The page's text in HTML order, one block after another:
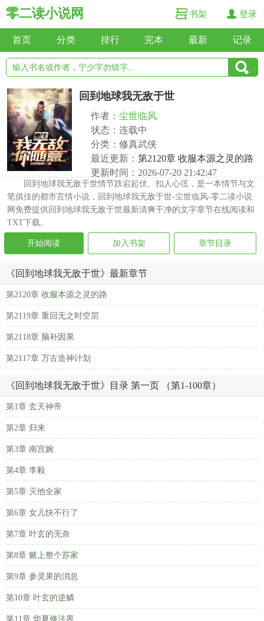
零二读小说网 书架 登录
首页 分类 排行 完本 最新 记录
回到地球我无敌于世
作者： 尘世临风
状态：连载中
分类：修真武侠
最近更新： 第2120章 收服本源之灵的路
更新时间：2026-07-20 21:42:47
回到地球我无敌于世情节跌宕起伏、扣人心弦，是一本情节与文
笔俱佳的都市言情小说，回到地球我无敌于世-尘世临风-零二读小说
网免费提供回到地球我无敌于世最新清爽干净的文字章节在线阅读和
TXT下载。
开始阅读 加入书架 章节目录
《回到地球我无敌于世》最新章节
第2120章 收服本源之灵的路
第2119章 重回无之时空层
第2118章 脑补因果
第2117章 万古造神计划
《回到地球我无敌于世》目录 第一页 （第1-100章）
第1章 玄天神帝
第2章 归来
第3章 南宫婉
第4章 李毅
第5章 灭他全家
第6章 女儿快不行了
第7章 叶玄的无奈
第8章 赌上整个苏家
第9章 参灵果的消息
第10章 叶玄的逆鳞
第11章 华夏修法界